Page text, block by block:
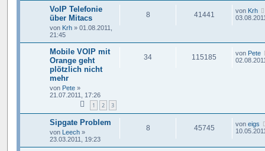
VoIP Telefonie
über Mitacs
von Krh » 01.08.2011,
21:45
8 41441 von Krh
Mobile VOIP mit
Orange geht
plötzlich nicht
mehr
von Pete »
21.07.2011, 17:26
1 2 3
34 115185 von Pete
Sipgate Problem
von Leech »
23.03.2011, 19:23
8 45745 von eigs